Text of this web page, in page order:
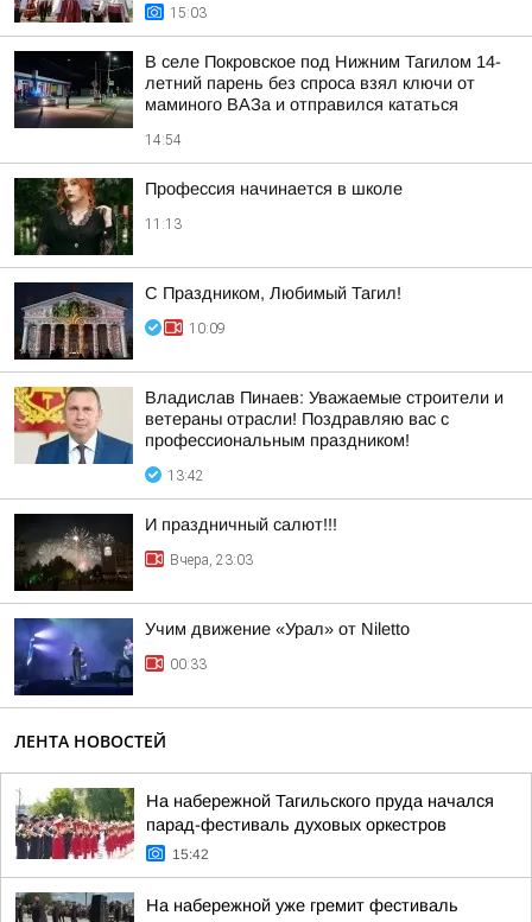
15:03
В селе Покровское под Нижним Тагилом 14-
летний парень без спроса взял ключи от
маминого ВАЗа и отправился кататься
14:54
Профессия начинается в школе
11:13
С Праздником, Любимый Тагил!
10:09
Владислав Пинаев: Уважаемые строители и
ветераны отрасли! Поздравляю вас с
профессиональным праздником!
13:42
И праздничный салют!!!
Вчера, 23:03
Учим движение «Урал» от Niletto
00:33
ЛЕНТА НОВОСТЕЙ
На набережной Тагильского пруда начался
парад-фестиваль духовых оркестров
15:42
На набережной уже гремит фестиваль